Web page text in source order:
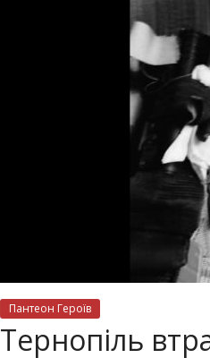
Пантеон Героїв
Тернопіль